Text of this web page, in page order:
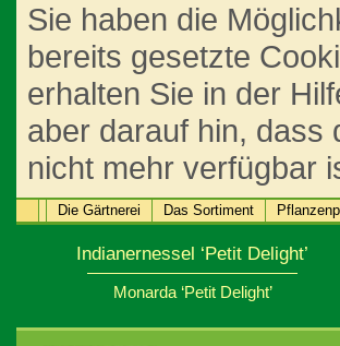
Sie haben die
bereits gesetzte
erhalten Sie in der
aber darauf hin, dass
nicht mehr verfügbar
Die Gärtnerei Das Sortiment
Indianernessel ‘Petit Delight’
Monarda ‘Petit Delight’